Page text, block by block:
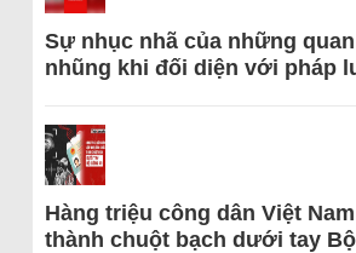
Sự nhục nhã của những
nhũng khi đối diện với pháp
Hàng triệu công dân Việt
thành chuột bạch dưới tay